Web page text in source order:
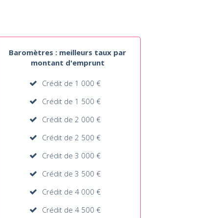
Baromètres : meilleurs taux par
montant d'emprunt
Crédit de 1 000 €
Crédit de 1 500 €
Crédit de 2 000 €
Crédit de 2 500 €
Crédit de 3 000 €
Crédit de 3 500 €
Crédit de 4 000 €
Crédit de 4 500 €